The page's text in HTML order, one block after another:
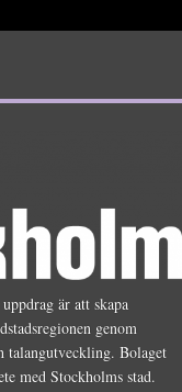
är att skapa
genom
talangutveckling. Bolaget
med Stockholms stad.